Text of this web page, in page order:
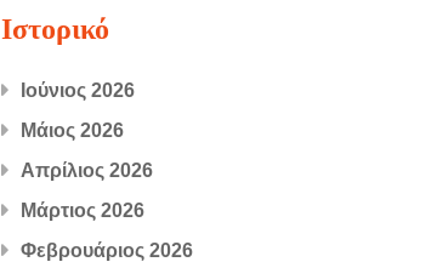
Ιστορικό
Ιούνιος 2026
Μάιος 2026
Απρίλιος 2026
Μάρτιος 2026
Φεβρουάριος 2026